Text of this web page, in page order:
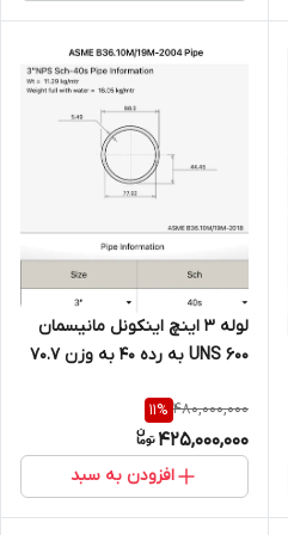
لوله 3 اینچ اینکونل مانیسمان
UNS 600 به رده ۴۰ به وزن ۷۰.۷
480,000,000
11%
425,000,000
افزودن به سبد